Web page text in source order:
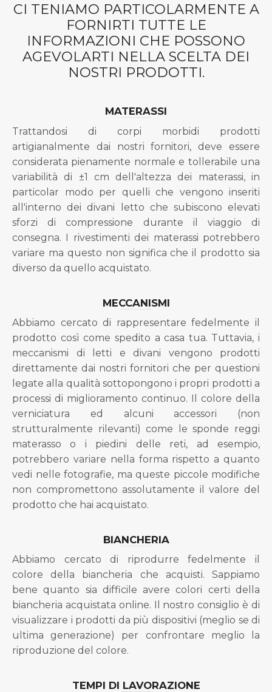
CI TENIAMO PARTICOLARMENTE A
FORNIRTI TUTTE LE
INFORMAZIONI CHE POSSONO
AGEVOLARTI NELLA SCELTA DEI
NOSTRI PRODOTTI.
MATERASSI
Trattandosi di corpi morbidi prodotti
artigianalmente dai nostri fornitori, deve essere
considerata pienamente normale e tollerabile una
variabilità di ±1 cm dell'altezza dei materassi, in
particolar modo per quelli che vengono inseriti
all'interno dei divani letto che subiscono elevati
sforzi di compressione durante il viaggio di
consegna. I rivestimenti dei materassi potrebbero
variare ma questo non significa che il prodotto sia
diverso da quello acquistato.
MECCANISMI
Abbiamo cercato di rappresentare fedelmente il
prodotto così come spedito a casa tua. Tuttavia, i
meccanismi di letti e divani vengono prodotti
direttamente dai nostri fornitori che per questioni
legate alla qualità sottopongono i propri prodotti a
processi di miglioramento continuo. Il colore della
verniciatura ed alcuni accessori (non
strutturalmente rilevanti) come le sponde reggi
materasso o i piedini delle reti, ad esempio,
potrebbero variare nella forma rispetto a quanto
vedi nelle fotografie, ma queste piccole modifiche
non compromettono assolutamente il valore del
prodotto che hai acquistato.
BIANCHERIA
Abbiamo cercato di riprodurre fedelmente il
colore della biancheria che acquisti. Sappiamo
bene quanto sia difficile avere colori certi della
biancheria acquistata online. Il nostro consiglio è di
visualizzare i prodotti da più dispositivi (meglio se di
ultima generazione) per confrontare meglio la
riproduzione del colore.
TEMPI DI LAVORAZIONE